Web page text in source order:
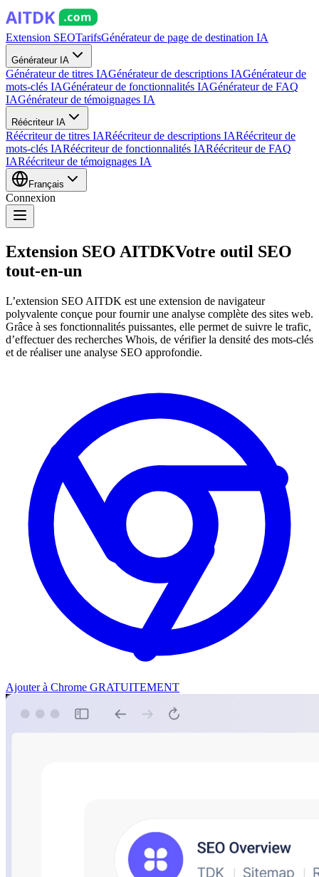
Extension SEOTarifsGénérateur de page de destination IA
Générateur IA
Générateur de titres IAGénérateur de descriptions IAGénérateur de
mots-clés IAGénérateur de fonctionnalités IAGénérateur de FAQ
IAGénérateur de témoignages IA
Réécriteur IA
Réécriteur de titres IARéécriteur de descriptions IARéécriteur de
mots-clés IARéécriteur de fonctionnalités IARéécriteur de FAQ
IARéécriteur de témoignages IA
Français
Connexion
Extension SEO AITDKVotre outil SEO
tout-en-un
L’extension SEO AITDK est une extension de navigateur
polyvalente conçue pour fournir une analyse complète des sites web.
Grâce à ses fonctionnalités puissantes, elle permet de suivre le trafic,
d’effectuer des recherches Whois, de vérifier la densité des mots-clés
et de réaliser une analyse SEO approfondie.
Ajouter à Chrome GRATUITEMENT